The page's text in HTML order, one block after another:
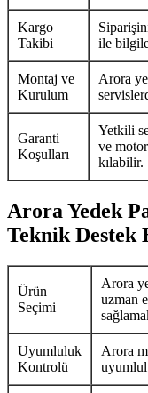
Kargo
Takibi
ile
Montaj ve
Kurulum
Arora
Garanti
Koşulları
Yetkili
ve
kılabilir.
Arora Yedek
Teknik Destek
Ürün
Seçimi
Arora
uzman
Uyumluluk
Kontrolü
Arora